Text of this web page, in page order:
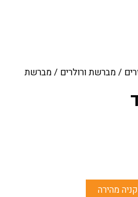
/מברשת ורולרים / מברשת
קניה מהירה